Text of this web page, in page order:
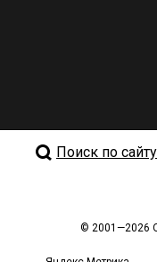
Поиск по сайту
© 2001—2026